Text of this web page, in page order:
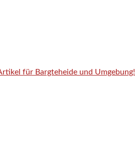
für Bargteheide und Umgebung!